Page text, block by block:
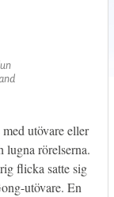
utövare eller
lugna rörelserna.
flicka satte sig
utövare. En